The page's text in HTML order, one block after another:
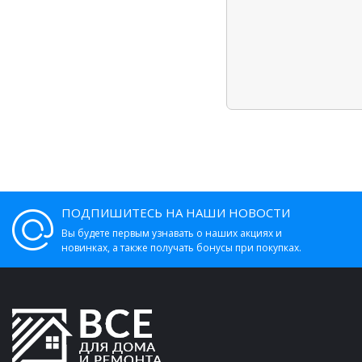
ПОДПИШИТЕСЬ НА НАШИ НОВОСТИ
Вы будете первым узнавать о наших акциях и
новинках, а также получать бонусы при покупках.